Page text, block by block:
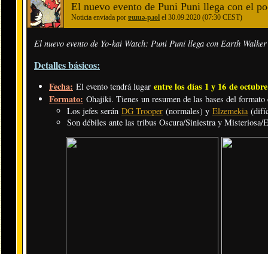
El nuevo evento de Puni Puni llega con el
Noticia enviada por ɐɯuǝ-pɹol el 30.09.2020 (07:30 CEST)
El nuevo evento de Yo-kai Watch: Puni Puni llega con Earth
Detalles básicos:
Fecha: El evento tendrá lugar entre los días 1 y 16 de
Formato: Ohajiki. Tienes un resumen de las bases del
Los jefes serán DG Trooper (normales) y Elzemekia
Son débiles ante las tribus Oscura/Siniestra y Misteriosa/